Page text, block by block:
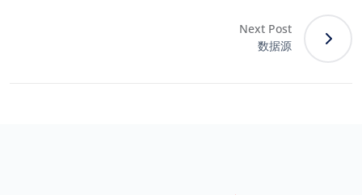
Next Post
数据源